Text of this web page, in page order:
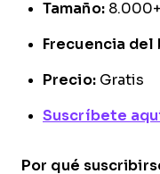
Tamaño:
Frecuencia
Precio: Gratis
Suscríbete
Por qué